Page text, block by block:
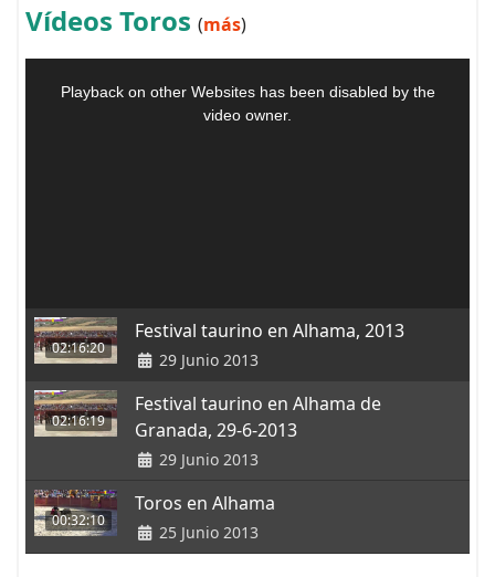
Vídeos Toros (más)
02:16:20
Festival taurino en Alhama, 2013
29 Junio 2013
02:16:19
Festival taurino en Alhama de
Granada, 29-6-2013
29 Junio 2013
00:32:10
Toros en Alhama
25 Junio 2013